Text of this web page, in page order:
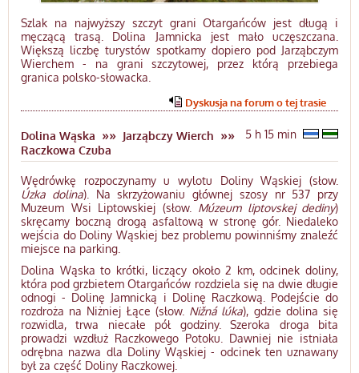
Szlak na najwyższy szczyt grani Otargańców jest długą i
męczącą trasą. Dolina Jamnicka jest mało uczęszczana.
Większą liczbę turystów spotkamy dopiero pod Jarząbczym
Wierchem - na grani szczytowej, przez którą przebiega
granica polsko-słowacka.
Dyskusja na forum o tej trasie
Dolina Wąska »» Jarząbczy Wierch »»
Raczkowa Czuba
5 h 15 min
Wędrówkę rozpoczynamy u wylotu Doliny Wąskiej (słow.
Úzka dolina). Na skrzyżowaniu głównej szosy nr 537 przy
Muzeum Wsi Liptowskiej (słow. Múzeum liptovskej dediny)
skręcamy boczną drogą asfaltową w stronę gór. Niedaleko
wejścia do Doliny Wąskiej bez problemu powinniśmy znaleźć
miejsce na parking.
Dolina Wąska to krótki, liczący około 2 km, odcinek doliny,
która pod grzbietem Otargańców rozdziela się na dwie długie
odnogi - Dolinę Jamnicką i Dolinę Raczkową. Podejście do
rozdroża na Niżniej Łące (słow. Nižná lúka), gdzie dolina się
rozwidla, trwa niecałe pół godziny. Szeroka droga bita
prowadzi wzdłuż Raczkowego Potoku. Dawniej nie istniała
odrębna nazwa dla Doliny Wąskiej - odcinek ten uznawany
był za część Doliny Raczkowej.